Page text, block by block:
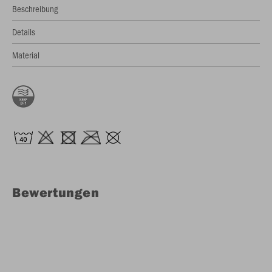
Beschreibung
Details
Material
Bewertungen